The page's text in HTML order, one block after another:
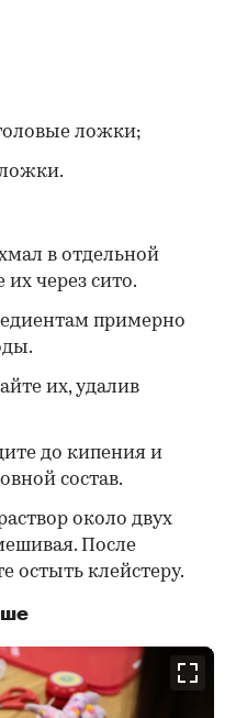
ложки;
в отдельной
их через сито.
примерно
их, удалив
до кипения и
состав.
около двух
После
остыть клейстеру.